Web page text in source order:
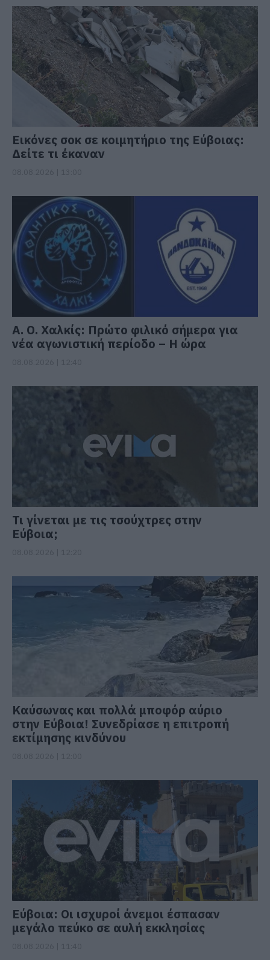
Εικόνες σοκ σε κοιμητήριο της Εύβοιας:
Δείτε τι έκαναν
Α. Ο. Χαλκίς: Πρώτο φιλικό σήμερα για
νέα αγωνιστική περίοδο – Η ώρα
Τι γίνεται με τις τσούχτρες στην
Εύβοια;
Καύσωνας και πολλά μποφόρ αύριο
στην Εύβοια! Συνεδρίασε η επιτροπή
εκτίμησης κινδύνου
Εύβοια: Οι ισχυροί άνεμοι έσπασαν
μεγάλο πεύκο σε αυλή εκκλησίας